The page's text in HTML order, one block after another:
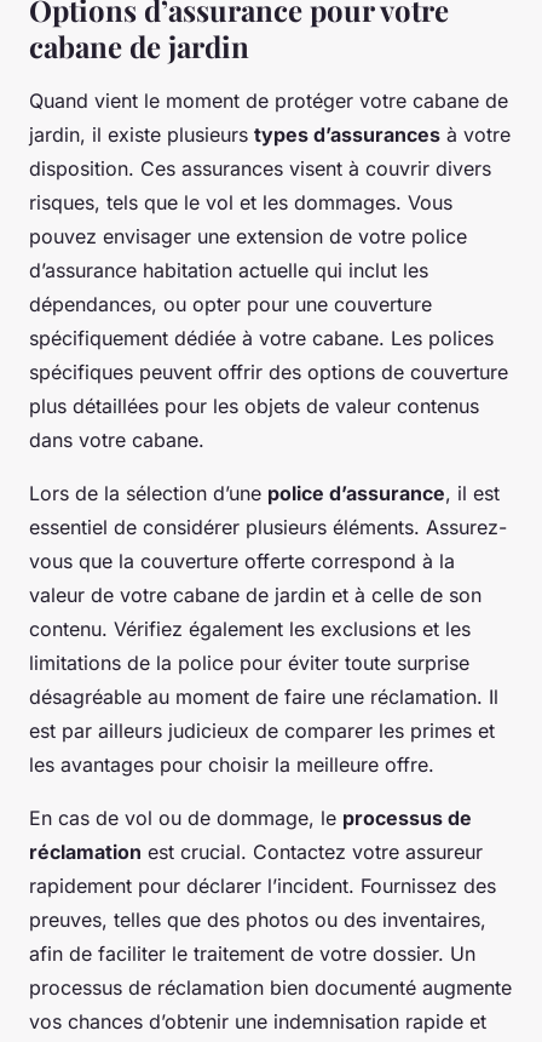
Options d’assurance pour votre
cabane de jardin
Quand vient le moment de protéger votre cabane de
jardin, il existe plusieurs types d’assurances à votre
disposition. Ces assurances visent à couvrir divers
risques, tels que le vol et les dommages. Vous
pouvez envisager une extension de votre police
d’assurance habitation actuelle qui inclut les
dépendances, ou opter pour une couverture
spécifiquement dédiée à votre cabane. Les polices
spécifiques peuvent offrir des options de couverture
plus détaillées pour les objets de valeur contenus
dans votre cabane.
Lors de la sélection d’une police d’assurance, il est
essentiel de considérer plusieurs éléments. Assurez-
vous que la couverture offerte correspond à la
valeur de votre cabane de jardin et à celle de son
contenu. Vérifiez également les exclusions et les
limitations de la police pour éviter toute surprise
désagréable au moment de faire une réclamation. Il
est par ailleurs judicieux de comparer les primes et
les avantages pour choisir la meilleure offre.
En cas de vol ou de dommage, le processus de
réclamation est crucial. Contactez votre assureur
rapidement pour déclarer l’incident. Fournissez des
preuves, telles que des photos ou des inventaires,
afin de faciliter le traitement de votre dossier. Un
processus de réclamation bien documenté augmente
vos chances d’obtenir une indemnisation rapide et